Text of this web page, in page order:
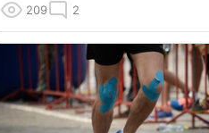
209 2